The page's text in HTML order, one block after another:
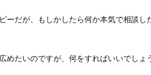
ーだが、もしかしたら何か本気で相談
めたいのですが、何をすればいいでしょ